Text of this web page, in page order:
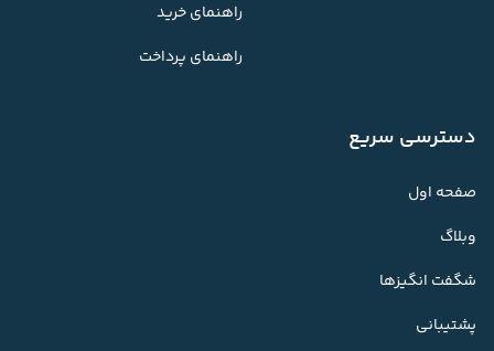
راهنمای خرید
راهنمای پرداخت
دسترسی سریع
صفحه اول
وبلاگ
شگفت انگیزها
پشتیبانی